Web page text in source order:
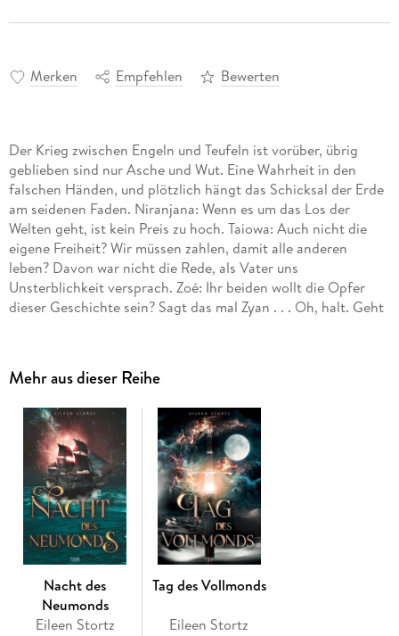
Merken Empfehlen Bewerten
Der Krieg zwischen Engeln und Teufeln ist vorüber, übrig
geblieben sind nur Asche und Wut. Eine Wahrheit in den
falschen Händen, und plötzlich hängt das Schicksal der Erde
am seidenen Faden. Niranjana: Wenn es um das Los der
Welten geht, ist kein Preis zu hoch. Taiowa: Auch nicht die
eigene Freiheit? Wir müssen zahlen, damit alle anderen
leben? Davon war nicht die Rede, als Vater uns
Unsterblichkeit versprach. Zoé: Ihr beiden wollt die Opfer
dieser Geschichte sein? Sagt das mal Zyan . . . Oh, halt. Geht
Mehr aus dieser Reihe
Nacht des
Neumonds
Eileen Stortz
Tag des Vollmonds
Eileen Stortz